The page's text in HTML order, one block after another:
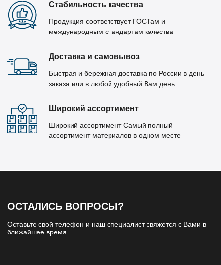
Стабильность качества
Продукция соответствует ГОСТам и
международным стандартам качества
Доставка и самовывоз
Быстрая и бережная доставка по России в день
заказа или в любой удобный Вам день
Широкий ассортимент
Широкий ассортимент Самый полный
ассортимент материалов в одном месте
ОСТАЛИСЬ ВОПРОСЫ?
Оставьте свой телефон и наш специалист свяжется с Вами в
ближайшее время